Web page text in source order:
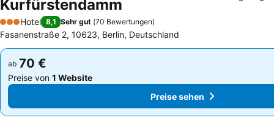
Kurfürstendamm
3 Sterne
Hotel 8,1 Sehr gut (70 Bewertungen)
Fasanenstraße 2, 10623, Berlin, Deutschland
ab 70 €
Preise von 1 Website
Preise sehen
ab 70 €
Preise von 1 Website
Preise sehen